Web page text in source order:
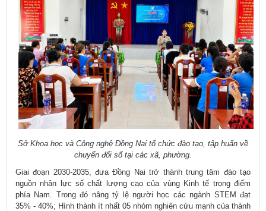
​Sở Khoa học và Công nghệ Đồng Nai tổ chức đào tạo, tập huấn về
chuyển đổi số tại các xã, phường.
Giaiđoạn 2030-2035, đưa Đồng Nai trở thành trung tâm đào tạo
nguồn nhân lực số chất lượng cao của vùng Kinh tế trọng điểm
phía Nam. Trong đó nâng tỷ lệ người học các ngành STEM đạt
35% - 40%; Hình thành ít nhất 05 nhóm nghiên cứu mạnh của thành